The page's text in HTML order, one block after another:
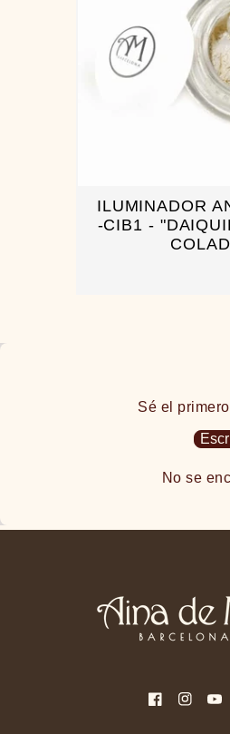
ILUMINADOR
-CIB1 -
Sé el
No se
FacebookInstagram